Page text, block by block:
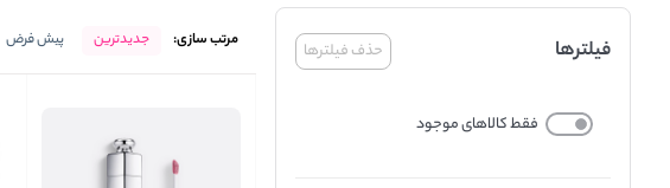
حذف فیلترها فیلترها
فقط کالاهای موجود
مرتب سازی: جدیدترین پیش فرض